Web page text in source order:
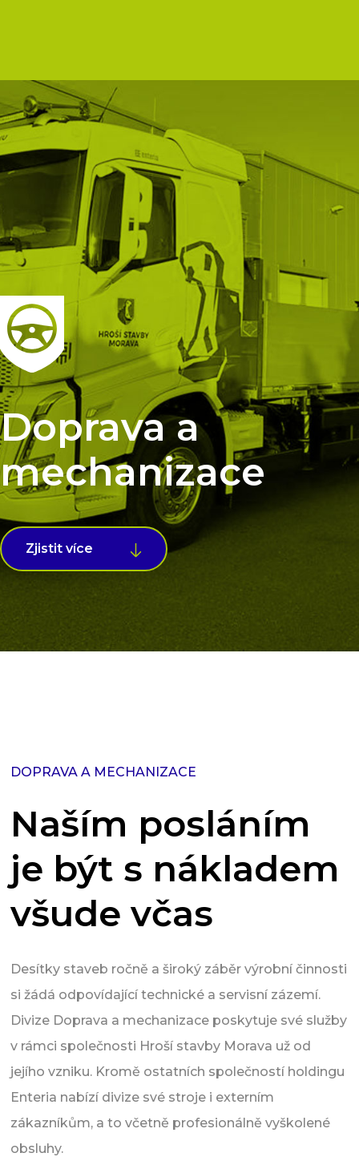
Doprava a
mechanizace
Zjistit více
DOPRAVA A MECHANIZACE
Naším posláním
je být s nákladem
všude včas
Desítky staveb ročně a široký záběr výrobní činnosti
si žádá odpovídající technické a servisní zázemí.
Divize Doprava a mechanizace poskytuje své služby
v rámci společnosti Hroší stavby Morava už od
jejího vzniku. Kromě ostatních společností holdingu
Enteria nabízí divize své stroje i externím
zákazníkům, a to včetně profesionálně vyškolené
obsluhy.